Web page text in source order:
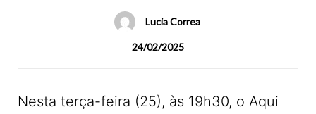
Lucia Correa
24/02/2025
Nesta terça-feira (25), às 19h30, o Aqui